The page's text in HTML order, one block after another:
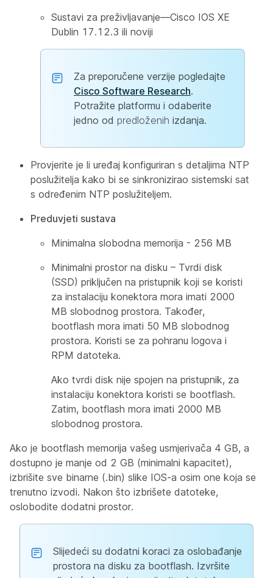
Sustavi za preživljavanje—Cisco IOS XE
Dublin 17.12.3 ili noviji
Za preporučene verzije pogledajte
Cisco Software Research.
Potražite platformu i odaberite
jedno od predloženih izdanja.
Provjerite je li uređaj konfiguriran s detaljima NTP
poslužitelja kako bi se sinkronizirao sistemski sat
s određenim NTP poslužiteljem.
Preduvjeti sustava
Minimalna slobodna memorija - 256 MB
Minimalni prostor na disku – Tvrdi disk
(SSD) priključen na pristupnik koji se koristi
za instalaciju konektora mora imati 2000
MB slobodnog prostora. Također,
bootflash mora imati 50 MB slobodnog
prostora. Koristi se za pohranu logova i
RPM datoteka.
Ako tvrdi disk nije spojen na pristupnik, za
instalaciju konektora koristi se bootflash.
Zatim, bootflash mora imati 2000 MB
slobodnog prostora.
Ako je bootflash memorija vašeg usmjerivača 4 GB, a
dostupno je manje od 2 GB (minimalni kapacitet),
izbrišite sve binarne (.bin) slike IOS-a osim one koja se
trenutno izvodi. Nakon što izbrišete datoteke,
oslobodite dodatni prostor.
Slijedeći su dodatni koraci za oslobađanje
prostora na disku za bootflash. Izvršite